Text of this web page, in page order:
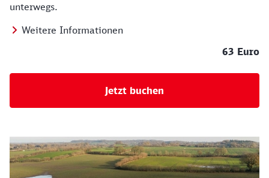
unterwegs.
Weitere Informationen
63 Euro
Jetzt buchen